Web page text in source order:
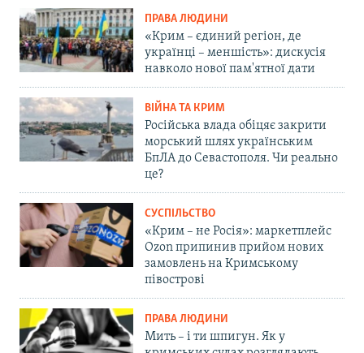
ПРАВА ЛЮДИНИ
«Крим – єдиний регіон, де
українці – меншість»: дискусія
навколо нової пам'ятної дати
ВІЙНА ТА КРИМ
Російська влада обіцяє закрити
морський шлях українським
БпЛА до Севастополя. Чи реально
це?
СУСПІЛЬСТВО
«Крим – не Росія»: маркетплейс
Ozon припинив прийом нових
замовлень на Кримському
півострові
ПРАВА ЛЮДИНИ
Мить – і ти шпигун. Як у